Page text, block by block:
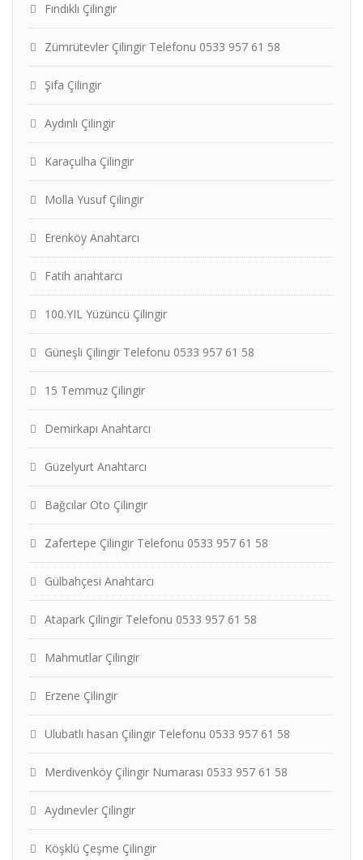
Fındıklı Çilingir
Zümrütevler Çilingir Telefonu 0533 957 61 58
Şifa Çilingir
Aydınlı Çilingir
Karaçulha Çilingir
Molla Yusuf Çilingir
Erenköy Anahtarcı
Fatih anahtarcı
100.YIL Yüzüncü Çilingir
Güneşli Çilingir Telefonu 0533 957 61 58
15 Temmuz Çilingir
Demirkapı Anahtarcı
Güzelyurt Anahtarcı
Bağcılar Oto Çilingir
Zafertepe Çilingir Telefonu 0533 957 61 58
Gülbahçesi Anahtarcı
Atapark Çilingir Telefonu 0533 957 61 58
Mahmutlar Çilingir
Erzene Çilingir
Ulubatlı hasan Çilingir Telefonu 0533 957 61 58
Merdivenköy Çilingir Numarası 0533 957 61 58
Aydınevler Çilingir
Köşklü Çeşme Çilingir